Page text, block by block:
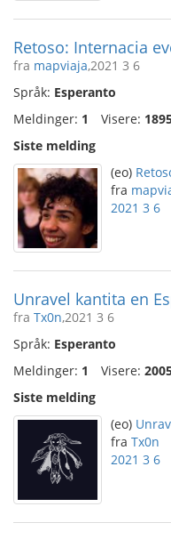
Retoso: Internacia
fra mapviaja,2021 3 6
Språk: Esperanto
Meldinger: 1 Visere:
Siste melding
(eo)
fra
2021 3 6
Unravel kantita en
fra Tx0n,2021 3 6
Språk: Esperanto
Meldinger: 1 Visere:
Siste melding
(eo)
fra Tx0n
2021 3 6